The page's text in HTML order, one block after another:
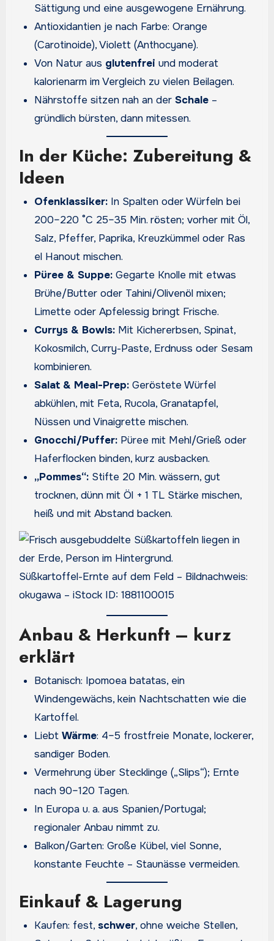
Sättigung und eine ausgewogene Ernährung.
Antioxidantien je nach Farbe: Orange
(Carotinoide), Violett (Anthocyane).
Von Natur aus glutenfrei und moderat
kalorienarm im Vergleich zu vielen Beilagen.
Nährstoffe sitzen nah an derSchale –
gründlich bürsten, dann mitessen.
In der Küche: Zubereitung &
Ideen
Ofenklassiker: In Spalten oder Würfeln bei
200–220 °C 25–35 Min. rösten; vorher mit Öl,
Salz, Pfeffer, Paprika, Kreuzkümmel oder Ras
el Hanout mischen.
Püree & Suppe: Gegarte Knolle mit etwas
Brühe/Butter oder Tahini/Olivenöl mixen;
Limette oder Apfelessig bringt Frische.
Currys & Bowls: Mit Kichererbsen, Spinat,
Kokosmilch, Curry-Paste, Erdnuss oder Sesam
kombinieren.
Salat & Meal-Prep: Geröstete Würfel
abkühlen, mit Feta, Rucola, Granatapfel,
Nüssen und Vinaigrette mischen.
Gnocchi/Puffer: Püree mit Mehl/Grieß oder
Haferflocken binden, kurz ausbacken.
„Pommes“: Stifte 20 Min. wässern, gut
trocknen, dünn mit Öl + 1 TL Stärke mischen,
heiß und mit Abstand backen.
Süßkartoffel-Ernte auf dem Feld – Bildnachweis:
okugawa – iStock ID: 1881100015
Anbau & Herkunft – kurz
erklärt
Botanisch: Ipomoea batatas, ein
Windengewächs, kein Nachtschatten wie die
Kartoffel.
LiebtWärme: 4–5 frostfreie Monate, lockerer,
sandiger Boden.
Vermehrung über Stecklinge („Slips“); Ernte
nach 90–120 Tagen.
In Europa u. a. aus Spanien/Portugal;
regionaler Anbau nimmt zu.
Balkon/Garten: Große Kübel, viel Sonne,
konstante Feuchte – Staunässe vermeiden.
Einkauf & Lagerung
Kaufen: fest,schwer, ohne weiche Stellen,